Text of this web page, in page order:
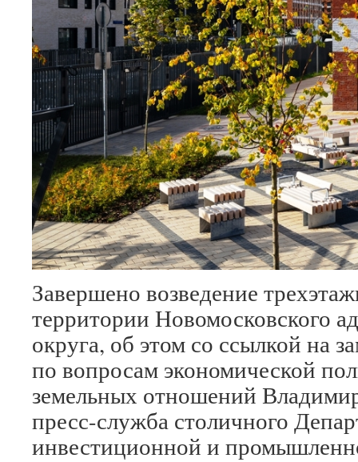
Завершено возведение
территории Новомосковского
округа, об этом со ссылкой на
по вопросам экономической
земельных отношений
пресс-служба столичного
инвестиционной и